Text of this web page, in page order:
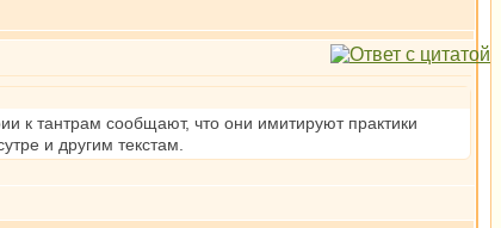
к тантрам сообщают, что они имитируют практики
и другим текстам.